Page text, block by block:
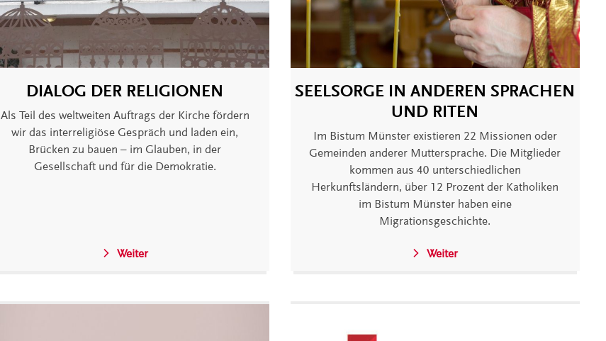
DIALOG DER RELIGIONEN
Als Teil des weltweiten Auftrags der Kirche fördern
wir das interreligiöse Gespräch und laden ein,
Brücken zu bauen – im Glauben, in der
Gesellschaft und für die Demokratie.
Weiter
SEELSORGE IN ANDEREN SPRACHEN
UND RITEN
Im Bistum Münster existieren 22 Missionen oder
Gemeinden anderer Muttersprache. Die Mitglieder
kommen aus 40 unterschiedlichen
Herkunftsländern, über 12 Prozent der Katholiken
im Bistum Münster haben eine
Migrationsgeschichte.
Weiter